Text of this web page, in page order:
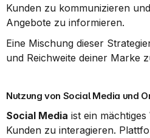
Kunden zu kommunizieren
Angebote zu informieren.
Eine Mischung dieser
und Reichweite deiner Marke
Nutzung von Social Media und
Social Media ist ein
Kunden zu interagieren.